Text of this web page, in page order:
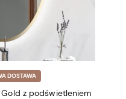
DOSTAWA
z podświetleniem